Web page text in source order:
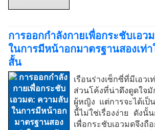
การออกกำลังกายเพื่อกระชับเอว
ในการมีหน้าอกมาตรฐานสองเท่า
สั้น
เรือนร่างเซ็กซี่ที่มีเอว
ส่วนโค้งที่น่าดึงดูดใจ
ผู้หญิง แต่การจะได้เป็
นี้ไม่ใช่เรื่องง่าย ดังนั้
เพื่อกระชับเอวมดจึงถื